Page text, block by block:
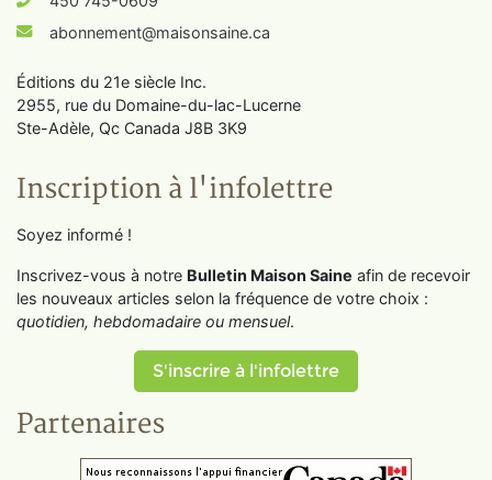
abonnement@maisonsaine.ca
Éditions du 21e siècle Inc.
2955, rue du Domaine-du-lac-Lucerne
Ste-Adèle, Qc Canada J8B 3K9
Inscription à l'infolettre
Soyez informé !
Inscrivez-vous à notre Bulletin Maison Saine afin de recevoir
les nouveaux articles selon la fréquence de votre choix :
quotidien, hebdomadaire ou mensuel.
S'inscrire à l'infolettre
Partenaires